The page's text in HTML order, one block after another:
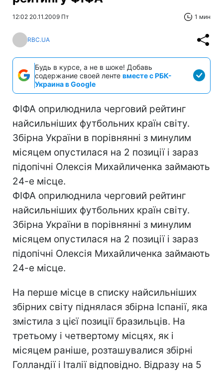
12:02 20.11.2009 Пт 1 мин
RBC.UA
Будь в курсе, а не в шоке! Добавь
содержание своей ленте вместе с РБК-
Украина в Google
ФІФА оприлюднила черговий рейтинг
найсильніших футбольних країн світу.
Збірна України в порівнянні з минулим
місяцем опустилася на 2 позиції і зараз
підопічні Олексія Михайличенка займають
24-е місце.
ФІФА оприлюднила черговий рейтинг
найсильніших футбольних країн світу.
Збірна України в порівнянні з минулим
місяцем опустилася на 2 позиції і зараз
підопічні Олексія Михайличенка займають
24-е місце.
На перше місце в списку найсильніших
збірних світу піднялася збірна Іспанії, яка
змістила з цієї позиції бразильців. На
третьому і четвертому місцях, як і
місяцем раніше, розташувалися збірні
Голландії і Італії відповідно. Відразу на 5